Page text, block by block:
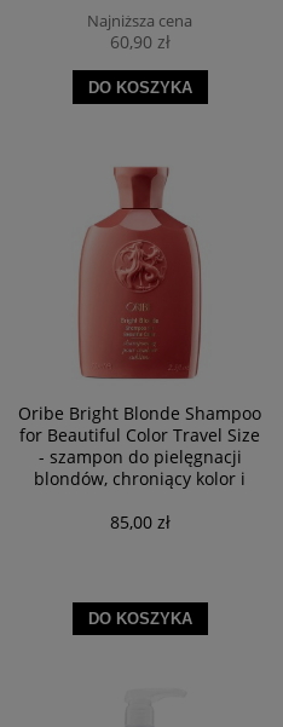
Najniższa cena
60,90 zł
DO KOSZYKA
Oribe Bright Blonde Shampoo
for Beautiful Color Travel Size
- szampon do pielęgnacji
blondów, chroniący kolor i
85,00 zł
DO KOSZYKA